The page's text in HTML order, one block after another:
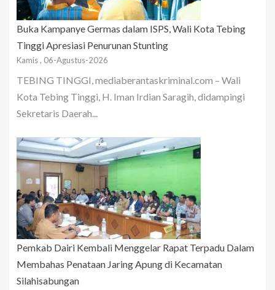
Buka Kampanye Germas dalam ISPS, Wali Kota Tebing
Tinggi Apresiasi Penurunan Stunting
Kamis , 06-Agustus-2026
TEBING TINGGI, mediaberantaskriminal.com – Wali
Kota Tebing Tinggi, H. Iman Irdian Saragih, didampingi
Sekretaris Daerah...
Pemkab Dairi Kembali Menggelar Rapat Terpadu Dalam
Membahas Penataan Jaring Apung di Kecamatan
Silahisabungan